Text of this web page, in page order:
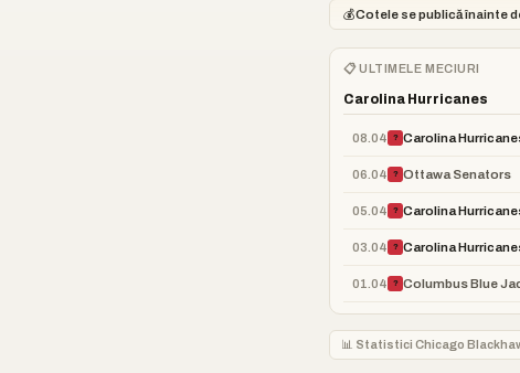
💰Cotele se publică înainte
📋 ULTIMELE MECIURI
Carolina Hurricanes
08.04 ? Carolina
06.04 ? Ottawa Senators
05.04 ? Carolina
03.04 ? Carolina
01.04 ? Columbus Blue
📊 Statistici Chicago